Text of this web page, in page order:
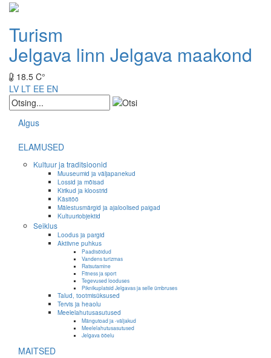
Turism
Jelgava linn Jelgava maakond
18.5 C°
LV LT EE EN
Algus
ELAMUSED
Kultuur ja traditsioonid
Muuseumid ja väljapanekud
Lossid ja mõisad
Kirikud ja kloostrid
Käsitöö
Mälestusmärgid ja ajaloolised paigad
Kultuuriobjektid
Seiklus
Loodus ja pargid
Aktiivne puhkus
Paadisõidud
Vandens turizmas
Ratsutamine
Fitness ja sport
Tegevused looduses
Piknikuplatsid Jelgavas ja selle ümbruses
Talud, tootmisüksused
Tervis ja heaolu
Meelelahutusasutused
Mängutoad ja -väljakud
Meelelahutusasutused
Jelgava ööelu
MAITSED